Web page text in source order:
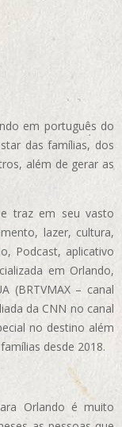
em português do
das famílias, dos
além de gerar as
traz em seu vasto
lazer, cultura,
Podcast, aplicativo
em Orlando,
(BRTVMAX – canal
da CNN no canal
no destino além
desde 2018.
Orlando é muito